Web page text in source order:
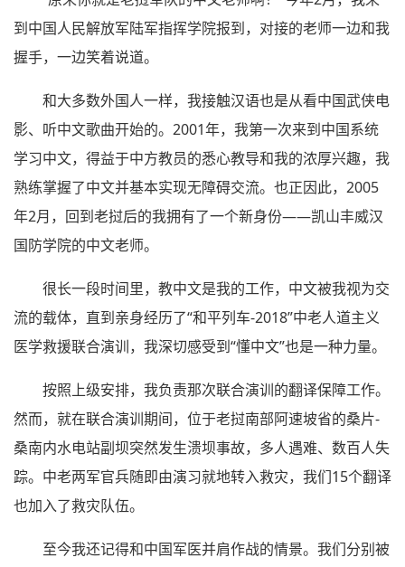
到中国人民解放军陆军指挥学院报到，对接的老师一边和我
握手，一边笑着说道。
和大多数外国人一样，我接触汉语也是从看中国武侠电
影、听中文歌曲开始的。2001年，我第一次来到中国系统
学习中文，得益于中方教员的悉心教导和我的浓厚兴趣，我
熟练掌握了中文并基本实现无障碍交流。也正因此，2005
年2月，回到老挝后的我拥有了一个新身份——凯山丰威汉
国防学院的中文老师。
很长一段时间里，教中文是我的工作，中文被我视为交
流的载体，直到亲身经历了“和平列车-2018”中老人道主义
医学救援联合演训，我深切感受到“懂中文”也是一种力量。
按照上级安排，我负责那次联合演训的翻译保障工作。
然而，就在联合演训期间，位于老挝南部阿速坡省的桑片-
桑南内水电站副坝突然发生溃坝事故，多人遇难、数百人失
踪。中老两军官兵随即由演习就地转入救灾，我们15个翻译
也加入了救灾队伍。
至今我还记得和中国军医并肩作战的情景。我们分别被